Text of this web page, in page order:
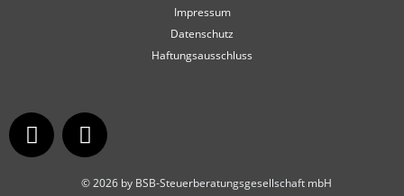
Impressum
Datenschutz
Haftungsausschluss
© 2026 by BSB-Steuerberatungsgesellschaft mbH